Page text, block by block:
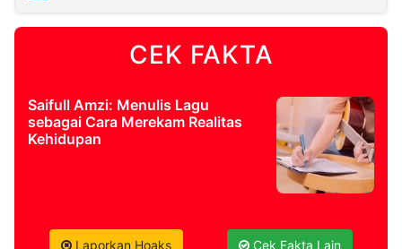
CEK FAKTA
Saifull Amzi: Menulis Lagu
sebagai Cara Merekam Realitas
Kehidupan
Laporkan Hoaks Cek Fakta Lain